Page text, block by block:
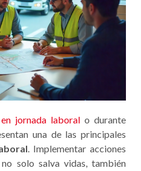
jornada laboralo durante
una de las principales
. Implementar acciones
solo salva vidas, también